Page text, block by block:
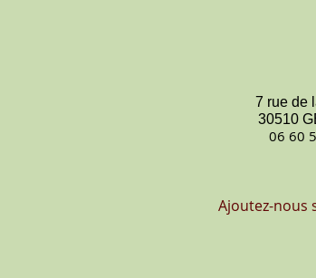
7 rue de
30510
06 60
Ajoutez-nous